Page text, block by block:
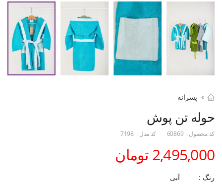
پسرانه
حوله تن پوش
کد محصول : 60869 کد مدل : 7198
2,495,000 تومان
رنگ : آبی